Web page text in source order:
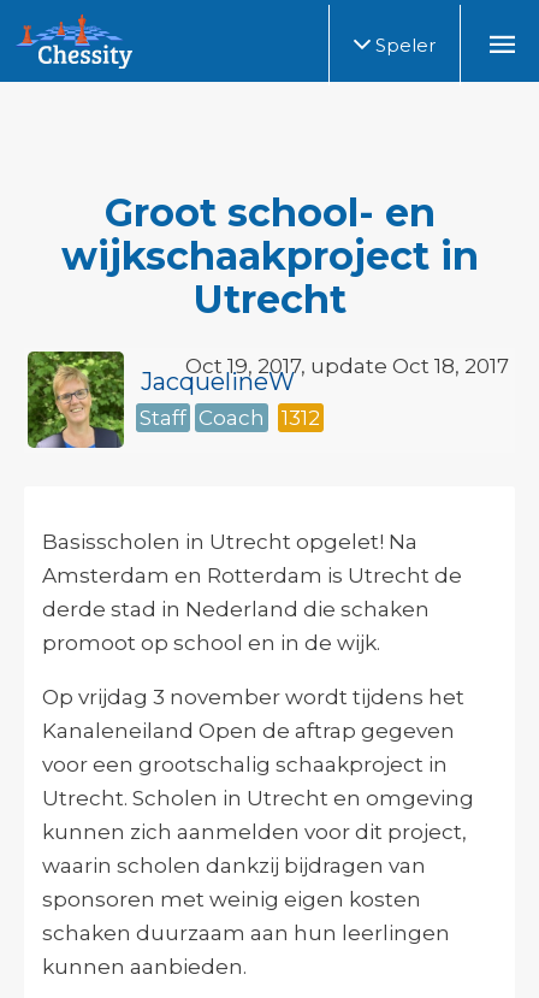
Speler
Groot school- en
wijkschaakproject in
Utrecht
Oct 19, 2017, update Oct 18, 2017
JacquelineW
Staff Coach 1312
Basisscholen in Utrecht opgelet! Na
Amsterdam en Rotterdam is Utrecht de
derde stad in Nederland die schaken
promoot op school en in de wijk.
Op vrijdag 3 november wordt tijdens het
Kanaleneiland Open de aftrap gegeven
voor een grootschalig schaakproject in
Utrecht. Scholen in Utrecht en omgeving
kunnen zich aanmelden voor dit project,
waarin scholen dankzij bijdragen van
sponsoren met weinig eigen kosten
schaken duurzaam aan hun leerlingen
kunnen aanbieden.